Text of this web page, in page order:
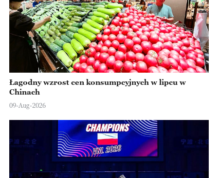
Łagodny wzrost cen konsumpcyjnych w lipcu w
Chinach
09-Aug-2026